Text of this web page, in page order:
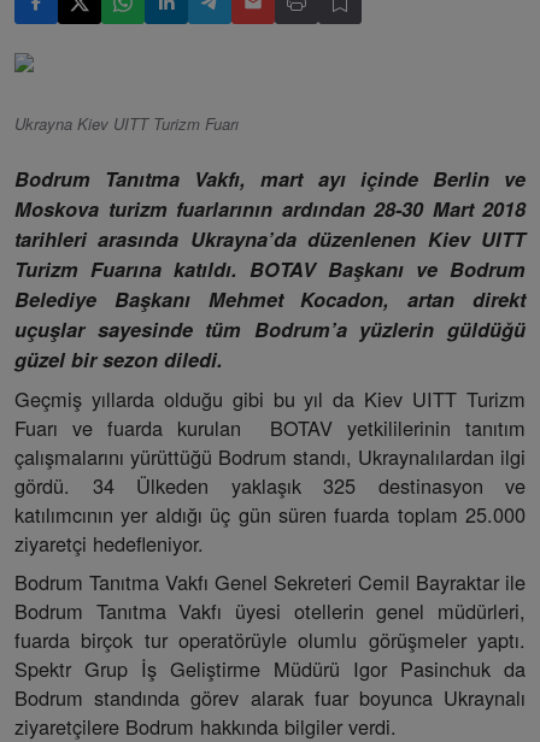
Ukrayna Kiev UITT Turizm Fuarı
Bodrum Tanıtma Vakfı, mart ayı içinde Berlin ve
Moskova turizm fuarlarının ardından 28-30 Mart 2018
tarihleri arasında Ukrayna’da düzenlenen Kiev UITT
Turizm Fuarına katıldı. BOTAV Başkanı ve Bodrum
Belediye Başkanı Mehmet Kocadon, artan direkt
uçuşlar sayesinde tüm Bodrum’a yüzlerin güldüğü
güzel bir sezon diledi.
Geçmiş yıllarda olduğu gibi bu yıl da Kiev UITT Turizm
Fuarı ve fuarda kurulan BOTAV yetkililerinin tanıtım
çalışmalarını yürüttüğü Bodrum standı, Ukraynalılardan ilgi
gördü. 34 Ülkeden yaklaşık 325 destinasyon ve
katılımcının yer aldığı üç gün süren fuarda toplam 25.000
ziyaretçi hedefleniyor.
Bodrum Tanıtma Vakfı Genel Sekreteri Cemil Bayraktar ile
Bodrum Tanıtma Vakfı üyesi otellerin genel müdürleri,
fuarda birçok tur operatörüyle olumlu görüşmeler yaptı.
Spektr Grup İş Geliştirme Müdürü Igor Pasinchuk da
Bodrum standında görev alarak fuar boyunca Ukraynalı
ziyaretçilere Bodrum hakkında bilgiler verdi.